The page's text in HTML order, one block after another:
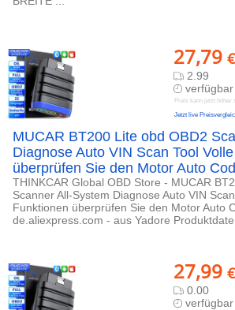
27,79 €
2.99
verfügbar
Preis kann jetzt höher
Jetzt live
MUCAR BT200 Lite obd OBD2
Diagnose Auto VIN Scan Tool
überprüfen Sie den Motor Auto
THINKCAR Global OBD Store - MUCAR
Scanner All-System Diagnose Auto VIN
Funktionen überprüfen Sie den Motor Auto
de.aliexpress.com - aus Yadore
27,99 €
0.00
verfügbar